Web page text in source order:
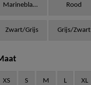
Marineblauw Rood
Zwart/Grijs Grijs/Zwart
XS S M L XL